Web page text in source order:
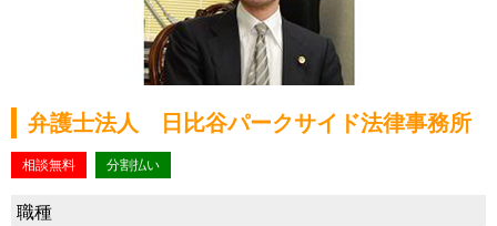
弁護士法人 日比谷パークサイド法律事務所
相談無料 分割払い
職種